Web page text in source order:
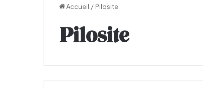
Accueil / Pilosite
Pilosite